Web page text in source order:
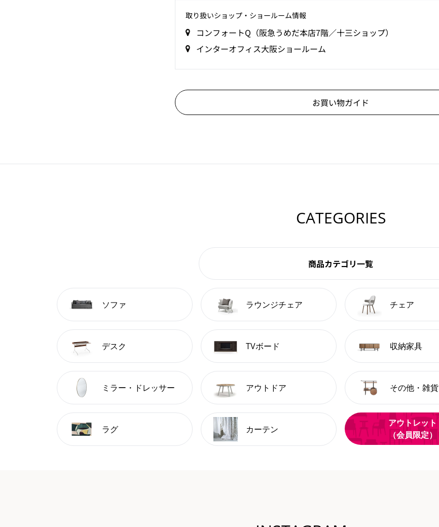
取り扱いショップ‧ショールーム情報
コンフォートQ（阪急うめだ本店7階／十三ショップ）
インターオフィス大阪ショールーム
お買い物ガイド
CATEGORIES
商品カテゴリ一覧
ソファ ラウンジチェア チェア
デスク TVボード 収納家具
ミラー・ドレッサー アウトドア その他・雑貨
ラグ カーテン
アウトレット
（会員限定）